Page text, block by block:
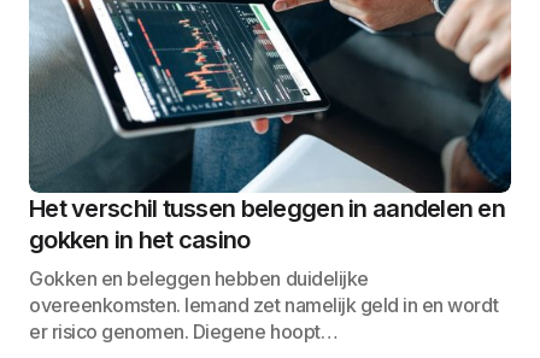
Het verschil tussen beleggen in aandelen en
gokken in het casino
Gokken en beleggen hebben duidelijke
overeenkomsten. Iemand zet namelijk geld in en wordt
er risico genomen. Diegene hoopt…